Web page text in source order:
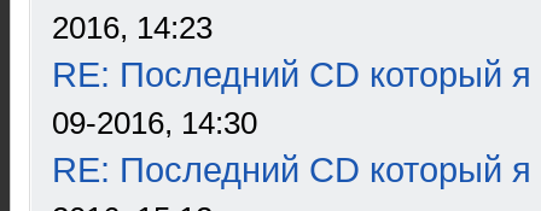
2016, 14:23
RE: Последний CD который я
09-2016, 14:30
RE: Последний CD который я